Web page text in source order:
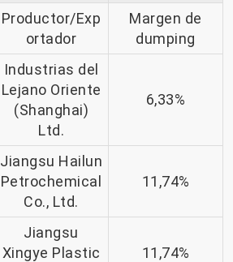
Productor/Exp
ortador
Margen de
dumping
Industrias del
Lejano Oriente
(Shanghai)
Ltd.
6,33%
Jiangsu Hailun
Petrochemical
Co., Ltd.
11,74%
Jiangsu
Xingye Plastic
11,74%